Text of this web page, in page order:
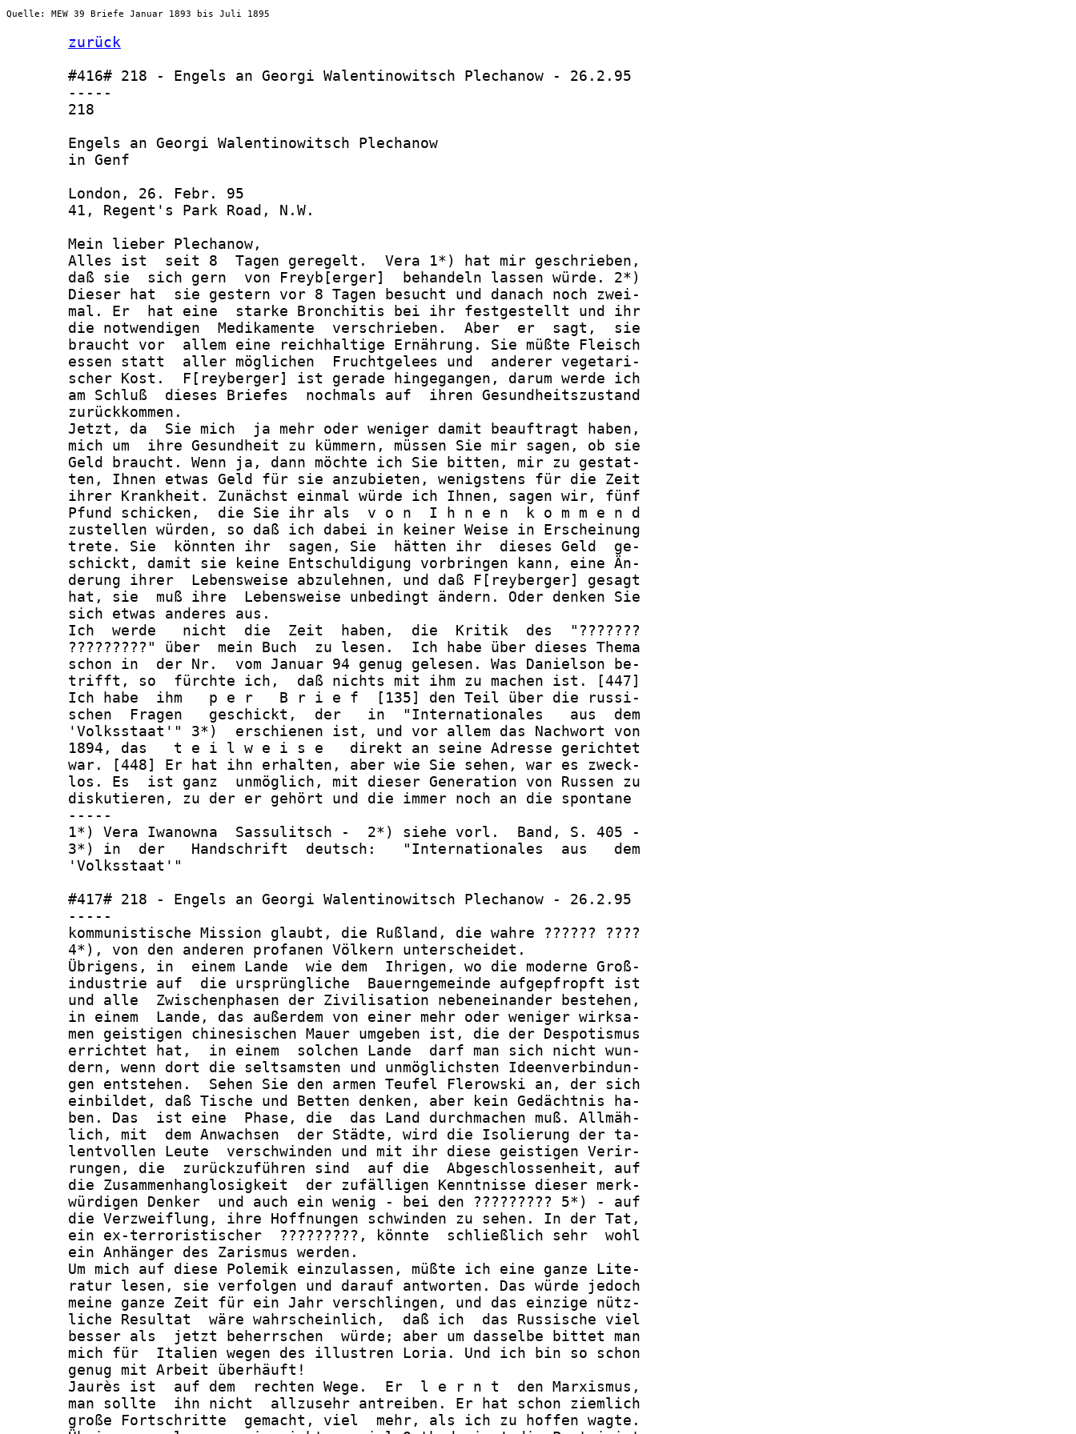
Quelle: MEW 39 Briefe Januar 1893 bis Juli 1895
zurück
       #416# 218 - Engels an Georgi Walentinowitsch Plechanow - 26.2.95
       -----
       218
       Engels an Georgi Walentinowitsch Plechanow
       in Genf
       London, 26. Febr. 95
       41, Regent's Park Road, N.W.
       Mein lieber Plechanow,
       Alles ist  seit 8  Tagen geregelt.  Vera 1*) hat mir geschrieben,
       daß sie  sich gern  von Freyb[erger]  behandeln lassen würde. 2*)
       Dieser hat  sie gestern vor 8 Tagen besucht und danach noch zwei-
       mal. Er  hat eine  starke Bronchitis bei ihr festgestellt und ihr
       die notwendigen  Medikamente  verschrieben.  Aber  er  sagt,  sie
       braucht vor  allem eine reichhaltige Ernährung. Sie müßte Fleisch
       essen statt  aller möglichen  Fruchtgelees und  anderer vegetari-
       scher Kost.  F[reyberger] ist gerade hingegangen, darum werde ich
       am Schluß  dieses Briefes  nochmals auf  ihren Gesundheitszustand
       zurückkommen.
       Jetzt, da  Sie mich  ja mehr oder weniger damit beauftragt haben,
       mich um  ihre Gesundheit zu kümmern, müssen Sie mir sagen, ob sie
       Geld braucht. Wenn ja, dann möchte ich Sie bitten, mir zu gestat-
       ten, Ihnen etwas Geld für sie anzubieten, wenigstens für die Zeit
       ihrer Krankheit. Zunächst einmal würde ich Ihnen, sagen wir, fünf
       Pfund schicken,  die Sie ihr als  v o n  I h n e n  k o m m e n d
       zustellen würden, so daß ich dabei in keiner Weise in Erscheinung
       trete. Sie  könnten ihr  sagen, Sie  hätten ihr  dieses Geld  ge-
       schickt, damit sie keine Entschuldigung vorbringen kann, eine Än-
       derung ihrer  Lebensweise abzulehnen, und daß F[reyberger] gesagt
       hat, sie  muß ihre  Lebensweise unbedingt ändern. Oder denken Sie
       sich etwas anderes aus.
       Ich  werde   nicht  die  Zeit  haben,  die  Kritik  des  "???????
       ?????????" über  mein Buch  zu lesen.  Ich habe über dieses Thema
       schon in  der Nr.  vom Januar 94 genug gelesen. Was Danielson be-
       trifft, so  fürchte ich,  daß nichts mit ihm zu machen ist. [447]
       Ich habe  ihm   p e r   B r i e f  [135] den Teil über die russi-
       schen  Fragen   geschickt,  der   in  "Internationales   aus  dem
       'Volksstaat'" 3*)  erschienen ist, und vor allem das Nachwort von
       1894, das   t e i l w e i s e   direkt an seine Adresse gerichtet
       war. [448] Er hat ihn erhalten, aber wie Sie sehen, war es zweck-
       los. Es  ist ganz  unmöglich, mit dieser Generation von Russen zu
       diskutieren, zu der er gehört und die immer noch an die spontane
       -----
       1*) Vera Iwanowna  Sassulitsch -  2*) siehe vorl.  Band, S. 405 -
       3*) in  der   Handschrift  deutsch:   "Internationales  aus   dem
       'Volksstaat'"
       #417# 218 - Engels an Georgi Walentinowitsch Plechanow - 26.2.95
       -----
       kommunistische Mission glaubt, die Rußland, die wahre ?????? ????
       4*), von den anderen profanen Völkern unterscheidet.
       Übrigens, in  einem Lande  wie dem  Ihrigen, wo die moderne Groß-
       industrie auf  die ursprüngliche  Bauerngemeinde aufgepfropft ist
       und alle  Zwischenphasen der Zivilisation nebeneinander bestehen,
       in einem  Lande, das außerdem von einer mehr oder weniger wirksa-
       men geistigen chinesischen Mauer umgeben ist, die der Despotismus
       errichtet hat,  in einem  solchen Lande  darf man sich nicht wun-
       dern, wenn dort die seltsamsten und unmöglichsten Ideenverbindun-
       gen entstehen.  Sehen Sie den armen Teufel Flerowski an, der sich
       einbildet, daß Tische und Betten denken, aber kein Gedächtnis ha-
       ben. Das  ist eine  Phase, die  das Land durchmachen muß. Allmäh-
       lich, mit  dem Anwachsen  der Städte, wird die Isolierung der ta-
       lentvollen Leute  verschwinden und mit ihr diese geistigen Verir-
       rungen, die  zurückzuführen sind  auf die  Abgeschlossenheit, auf
       die Zusammenhanglosigkeit  der zufälligen Kenntnisse dieser merk-
       würdigen Denker  und auch ein wenig - bei den ????????? 5*) - auf
       die Verzweiflung, ihre Hoffnungen schwinden zu sehen. In der Tat,
       ein ex-terroristischer  ?????????, könnte  schließlich sehr  wohl
       ein Anhänger des Zarismus werden.
       Um mich auf diese Polemik einzulassen, müßte ich eine ganze Lite-
       ratur lesen, sie verfolgen und darauf antworten. Das würde jedoch
       meine ganze Zeit für ein Jahr verschlingen, und das einzige nütz-
       liche Resultat  wäre wahrscheinlich,  daß ich  das Russische viel
       besser als  jetzt beherrschen  würde; aber um dasselbe bittet man
       mich für  Italien wegen des illustren Loria. Und ich bin so schon
       genug mit Arbeit überhäuft!
       Jaurès ist  auf dem  rechten Wege.  Er  l e r n t  den Marxismus,
       man sollte  ihn nicht  allzusehr antreiben. Er hat schon ziemlich
       große Fortschritte  gemacht, viel  mehr, als ich zu hoffen wagte.